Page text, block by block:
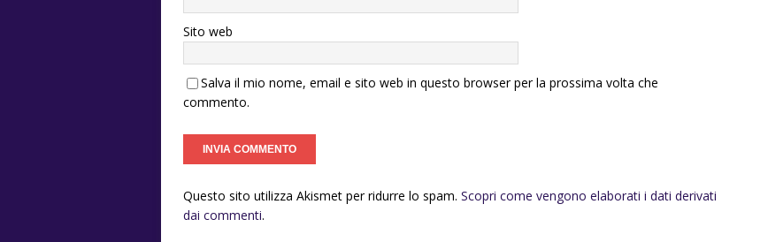
Sito web
Salva il mio nome, email e sito web in questo browser per la prossima volta che
commento.
Questo sito utilizza Akismet per ridurre lo spam. Scopri come vengono elaborati i dati derivati
dai commenti.